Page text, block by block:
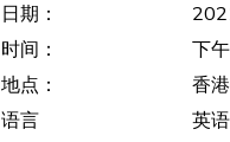
日期：
时间：
下
地点：
香
语言
英语